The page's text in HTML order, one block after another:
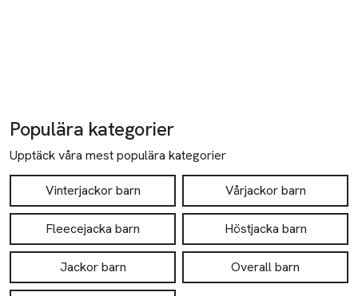
Populära kategorier
Upptäck våra mest populära kategorier
Vinterjackor barn Vårjackor barn
Fleecejacka barn Höstjacka barn
Jackor barn Overall barn